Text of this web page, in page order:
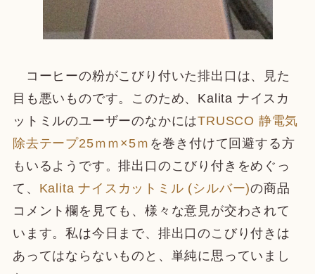
コーヒーの粉がこびり付いた排出口は、見た
目も悪いものです。このため、Kalita ナイスカ
ットミルのユーザーのなかにはTRUSCO 静電気
除去テープ25ｍｍ×5ｍ を巻き付けて回避する方
もいるようです。排出口のこびり付きをめぐっ
て、 Kalita ナイスカットミル (シルバー)の商品
コメント欄を見ても、様々な意見が交わされて
います。私は今日まで、排出口のこびり付きは
あってはならないものと、単純に思っていまし